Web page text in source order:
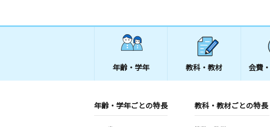
年齢・学年 教科・教材 会費・
年齢・学年ごとの特長 教科・教材ごとの特長